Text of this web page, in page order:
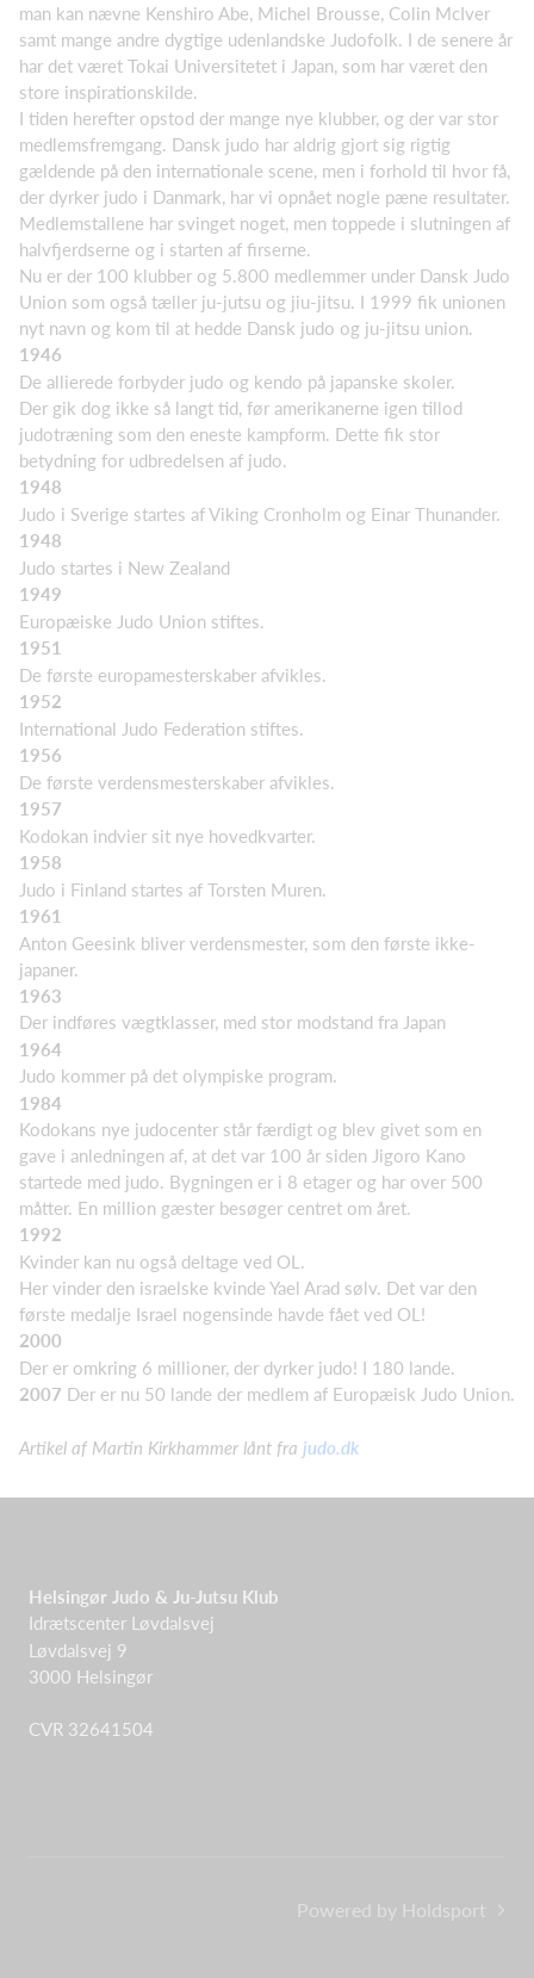
man kan nævne Kenshiro Abe, Michel Brousse, Colin McIver
samt mange andre dygtige udenlandske Judofolk. I de senere år
har det været Tokai Universitetet i Japan, som har været den
store inspirationskilde.
I tiden herefter opstod der mange nye klubber, og der var stor
medlemsfremgang. Dansk judo har aldrig gjort sig rigtig
gældende på den internationale scene, men i forhold til hvor få,
der dyrker judo i Danmark, har vi opnået nogle pæne resultater.
Medlemstallene har svinget noget, men toppede i slutningen af
halvfjerdserne og i starten af firserne.
Nu er der 100 klubber og 5.800 medlemmer under Dansk Judo
Union som også tæller ju-jutsu og jiu-jitsu. I 1999 fik unionen
nyt navn og kom til at hedde Dansk judo og ju-jitsu union.
1946
De allierede forbyder judo og kendo på japanske skoler.
Der gik dog ikke så langt tid, før amerikanerne igen tillod
judotræning som den eneste kampform. Dette fik stor
betydning for udbredelsen af judo.
1948
Judo i Sverige startes af Viking Cronholm og Einar Thunander.
1948
Judo startes i New Zealand
1949
Europæiske Judo Union stiftes.
1951
De første europamesterskaber afvikles.
1952
International Judo Federation stiftes.
1956
De første verdensmesterskaber afvikles.
1957
Kodokan indvier sit nye hovedkvarter.
1958
Judo i Finland startes af Torsten Muren.
1961
Anton Geesink bliver verdensmester, som den første ikke-
japaner.
1963
Der indføres vægtklasser, med stor modstand fra Japan
1964
Judo kommer på det olympiske program.
1984
Kodokans nye judocenter står færdigt og blev givet som en
gave i anledningen af, at det var 100 år siden Jigoro Kano
startede med judo. Bygningen er i 8 etager og har over 500
måtter. En million gæster besøger centret om året.
1992
Kvinder kan nu også deltage ved OL.
Her vinder den israelske kvinde Yael Arad sølv. Det var den
første medalje Israel nogensinde havde fået ved OL!
2000
Der er omkring 6 millioner, der dyrker judo! I 180 lande.
2007 Der er nu 50 lande der medlem af Europæisk Judo Union.
Artikel af Martin Kirkhammer lånt fra judo.dk
Helsingør Judo & Ju-Jutsu Klub
Idrætscenter Løvdalsvej
Løvdalsvej 9
3000 Helsingør
CVR 32641504
Powered by Holdsport